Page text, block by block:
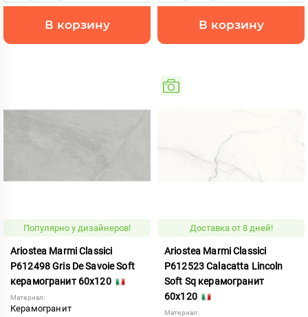
В корзину В корзину
Популярно у дизайнеров!
Ariostea Marmi Classici
P612498 Gris De Savoie Soft
керамогранит 60x120
Материал:
Керамогранит
Доставка от 8 дней!
Ariostea Marmi Classici
P612523 Calacatta Lincoln
Soft Sq керамогранит
60x120
Материал: